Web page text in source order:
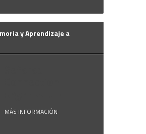
y Aprendizaje a
MÁS INFORMACIÓN